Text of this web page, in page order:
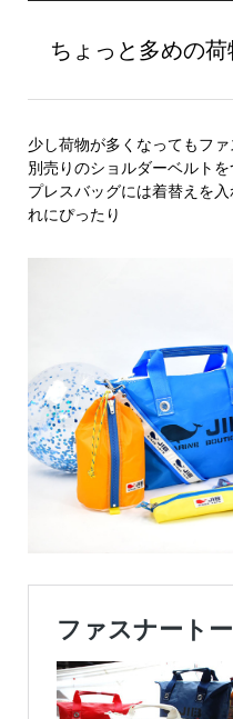
ちょっと多めの
少し荷物が多くなってもフ
別売りのショルダーベルトを
プレスバッグには着替えを
れにぴったり